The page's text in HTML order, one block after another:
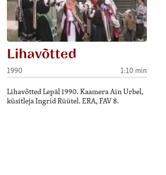
Lihavõtted
1990 1:10 min
Lihavõtted Lepäl 1990. Kaamera Ain Urbel,
küsitleja Ingrid Rüütel. ERA, FAV 8.